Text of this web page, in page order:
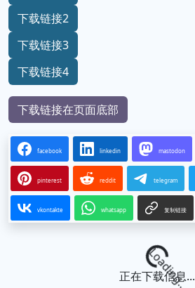
下载链接2
下载链接3
下载链接4
下载链接在页面底部
facebook linkedin mastodon
pinterest reddit telegram
vkontakte whatsapp 复制链接
Loading...
正在下载信息...